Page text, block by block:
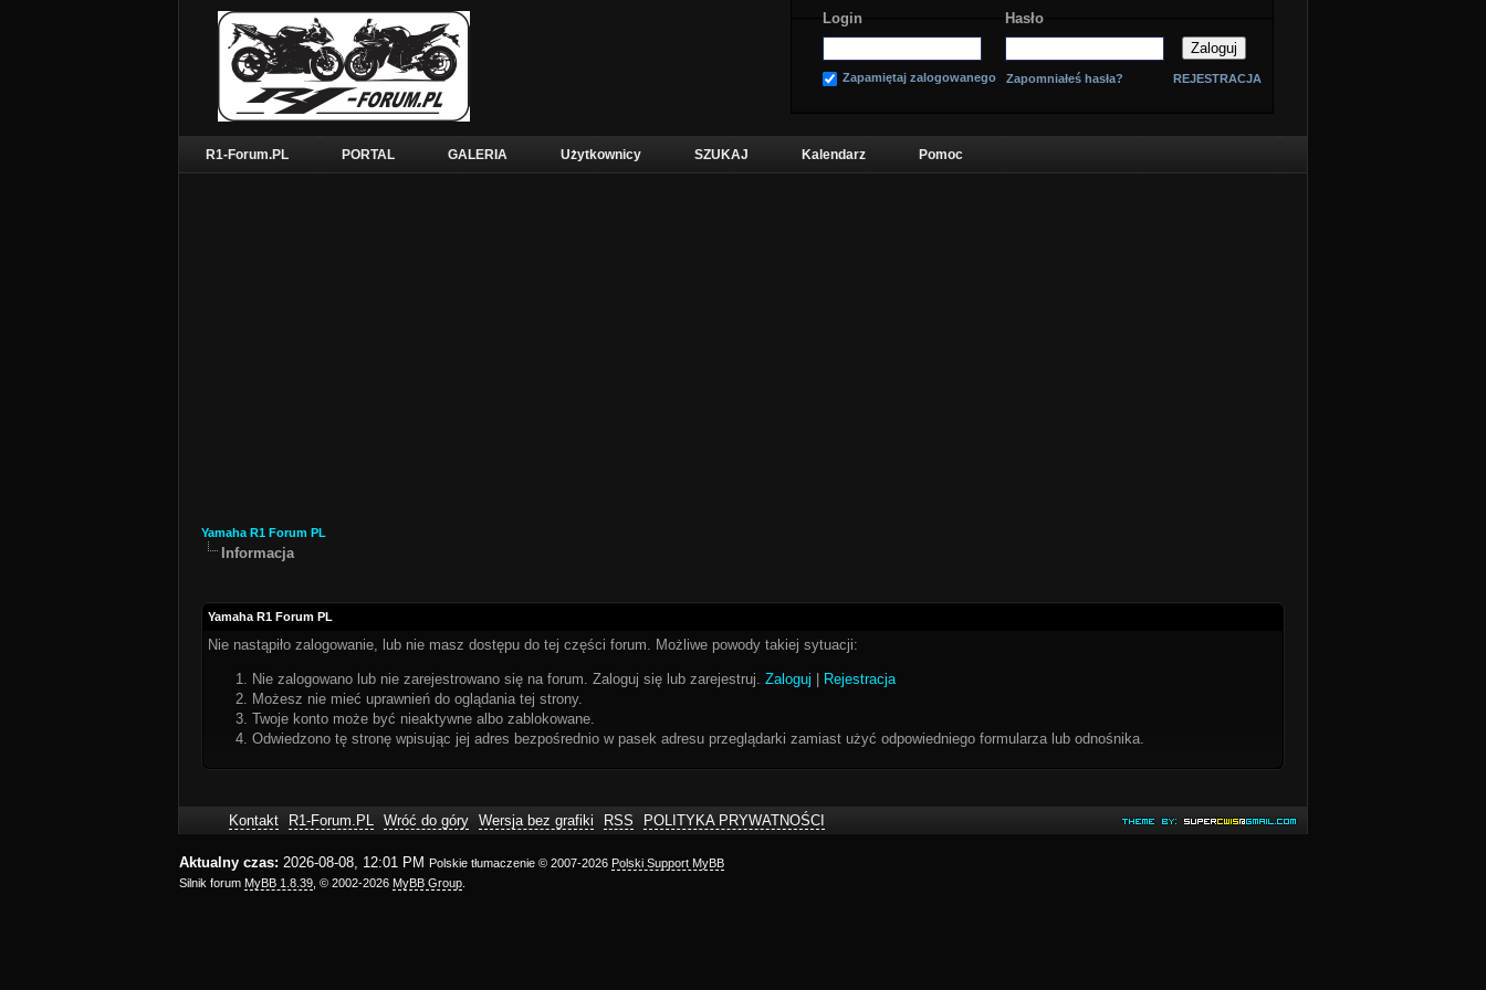
Login Hasło
Zapamiętaj zalogowanego Zapomniałeś hasła? REJESTRACJA
R1-Forum.PL PORTAL GALERIA Użytkownicy SZUKAJ Kalendarz Pomoc
Yamaha R1 Forum PL
Informacja
Yamaha R1 Forum PL
Nie nastąpiło zalogowanie, lub nie masz dostępu do tej części forum. Możliwe powody takiej sytuacji:
Nie zalogowano lub nie zarejestrowano się na forum. Zaloguj się lub zarejestruj. Zaloguj
Rejestracja
Możesz nie mieć uprawnień do oglądania tej strony.
Twoje konto może być nieaktywne albo zablokowane.
Odwiedzono tę stronę wpisując jej adres bezpośrednio w pasek adresu przeglądarki zamiast użyć odpowiedniego formularza lub odnośnika.
Kontakt R1-Forum.PL Wróć do góry Wersja bez grafiki RSS POLITYKA PRYWATNOŚCI
Aktualny czas: 2026-08-08, 12:01 PM Polskie tłumaczenie © 2007-2026 Polski Support MyBB
Silnik forum MyBB 1.8.39 , © 2002-2026 MyBB Group